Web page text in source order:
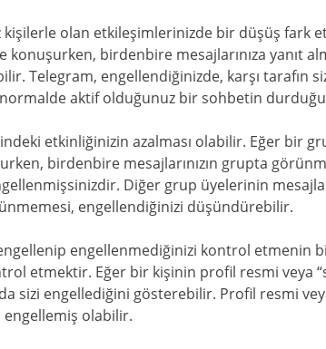
olan etkileşimlerinizde bir düşüş fark
birdenbire mesajlarınıza yanıt
Telegram, engellendiğinizde, karşı tarafın
normalde aktif olduğunuz bir sohbetin
etkinliğinizin azalması olabilir. Eğer bir
birdenbire mesajlarınızın grupta
Diğer grup üyelerinin
engellendiğinizi düşündürebilir.
engellenip engellenmediğinizi kontrol etmenin
etmektir. Eğer bir kişinin profil resmi veya
sizi engellediğini gösterebilir. Profil resmi
olabilir.